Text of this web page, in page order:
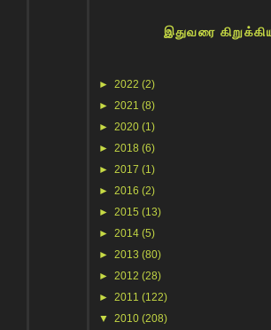
இதுவரை
► 2022 (2)
► 2021 (8)
► 2020 (1)
► 2018 (6)
► 2017 (1)
► 2016 (2)
► 2015 (13)
► 2014 (5)
► 2013 (80)
► 2012 (28)
► 2011 (122)
▼ 2010 (208)